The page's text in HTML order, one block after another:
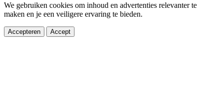
We gebruiken cookies om inhoud en advertenties relevanter te
maken en je een veiligere ervaring te bieden.
Accepteren Accept